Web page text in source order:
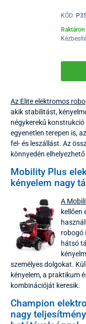
KÓD:
Az Elite elektromos
akik stabilitást,
négykerekű
egyenetlen terepen is,
fel- és leszállást. Az
könnyedén
Mobility Plus
kényelem nagy
A
kellően
robogó
hátsó
személyes dolgokat.
kényelem, a praktikum
kombinációját keresik.
Champion
nagy